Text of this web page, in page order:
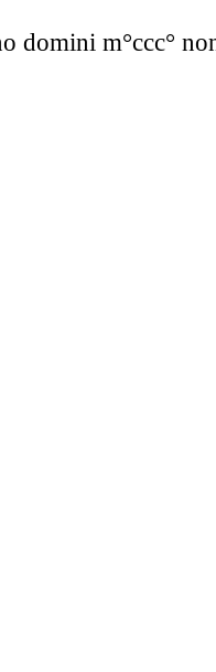
domini m°ccc°